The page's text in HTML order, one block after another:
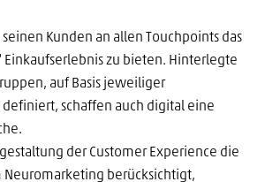
seinen Kunden an allen Touchpoints das
Einkaufserlebnis zu bieten. Hinterlegte
auf Basis jeweiliger
schaffen auch digital eine
der Customer Experience die
Neuromarketing berücksichtigt,